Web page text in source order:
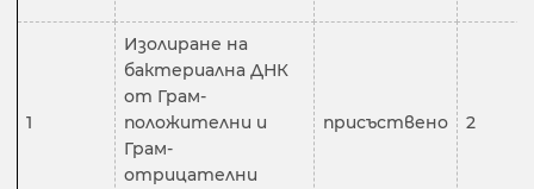
1
Изолиране на
бактериална ДНК
от Грам-
положителни и
Грам-
отрицателни
присъствено 2